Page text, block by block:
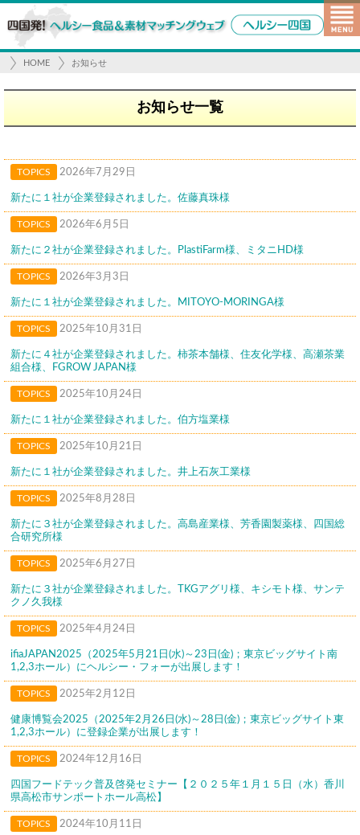
HOME お知らせ
お知らせ一覧
TOPICS 2026年7月29日
新たに１社が企業登録されました。佐藤真珠様
TOPICS 2026年6月5日
新たに２社が企業登録されました。PlastiFarm様、ミタニHD様
TOPICS 2026年3月3日
新たに１社が企業登録されました。MITOYO-MORINGA様
TOPICS 2025年10月31日
新たに４社が企業登録されました。柿茶本舗様、住友化学様、高瀬茶業
組合様、FGROW JAPAN様
TOPICS 2025年10月24日
新たに１社が企業登録されました。伯方塩業様
TOPICS 2025年10月21日
新たに１社が企業登録されました。井上石灰工業様
TOPICS 2025年8月28日
新たに３社が企業登録されました。高島産業様、芳香園製薬様、四国総
合研究所様
TOPICS 2025年6月27日
新たに３社が企業登録されました。TKGアグリ様、キシモト様、サンテ
クノ久我様
TOPICS 2025年4月24日
ifiaJAPAN2025（2025年5月21日(水)～23日(金)；東京ビッグサイト南
1,2,3ホール）にヘルシー・フォーが出展します！
TOPICS 2025年2月12日
健康博覧会2025（2025年2月26日(水)～28日(金)；東京ビッグサイト東
1,2,3ホール）に登録企業が出展します！
TOPICS 2024年12月16日
四国フードテック普及啓発セミナー【２０２５年１月１５日（水）香川
県高松市サンポートホール高松】
TOPICS 2024年10月11日